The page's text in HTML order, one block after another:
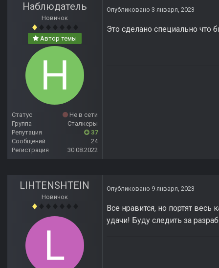
Наблюдатель
Новичок
Автор темы
Статус
Не в сети
Группа
Сталкеры
Репутация
37
Сообщений
24
Регистрация
30.08.2022
Опубликовано 3 января, 2023
Это сделано специально
LIHTENSHTEIN
Новичок
Опубликовано 9 января, 2023
Все нравится, но портят
удачи! Буду следить за